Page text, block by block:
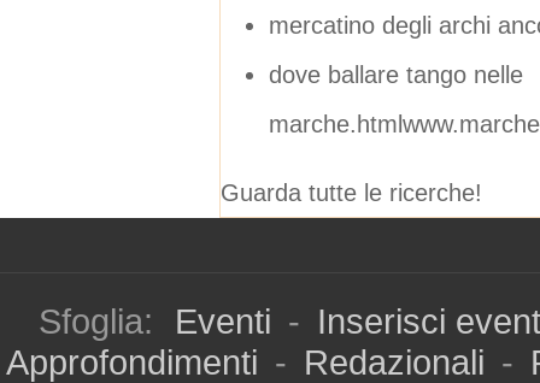
mercatino degli archi
dove ballare tango nelle
Guarda tutte le ricerche!
Sfoglia: Eventi - Inserisci
Approfondimenti - Redazionali -